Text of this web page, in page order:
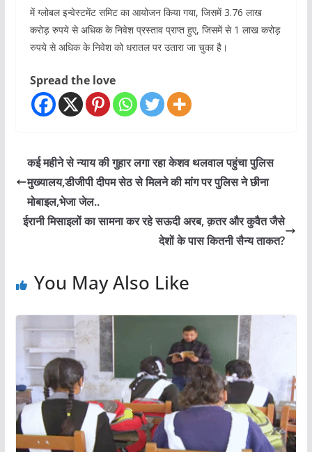
में ग्लोबल इन्वेस्टमेंट समिट का आयोजन किया गया, जिसमें 3.76 लाख
करोड़ रुपये से अधिक के निवेश प्रस्ताव प्राप्त हुए, जिसमें से 1 लाख करोड़
रुपये से अधिक के निवेश को धरातल पर उतारा जा चुका है।
Spread the love
कई महीने से न्याय की गुहार लगा रहा केशव थलवाल पहुंचा पुलिस
मुख्यालय,डीजीपी दीपम सेठ से मिलने की मांग पर पुलिस ने छीना
मोबाइल,भेजा जेल..
ईरानी मिसाइलों का सामना कर रहे सऊदी अरब, क़तर और कुवैत जैसे
देशों के पास कितनी सैन्य ताकत?
You May Also Like